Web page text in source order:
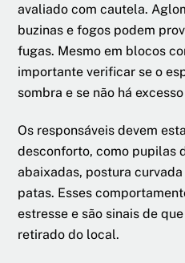
avaliado com cautela.
buzinas e fogos podem
fugas. Mesmo em blocos
importante verificar se o
sombra e se não há
Os responsáveis devem
desconforto, como pupilas
abaixadas, postura
patas. Esses
estresse e são sinais de
retirado do local.